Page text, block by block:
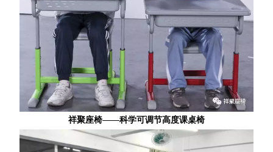
祥聚座椅——科学可调节高度课桌椅